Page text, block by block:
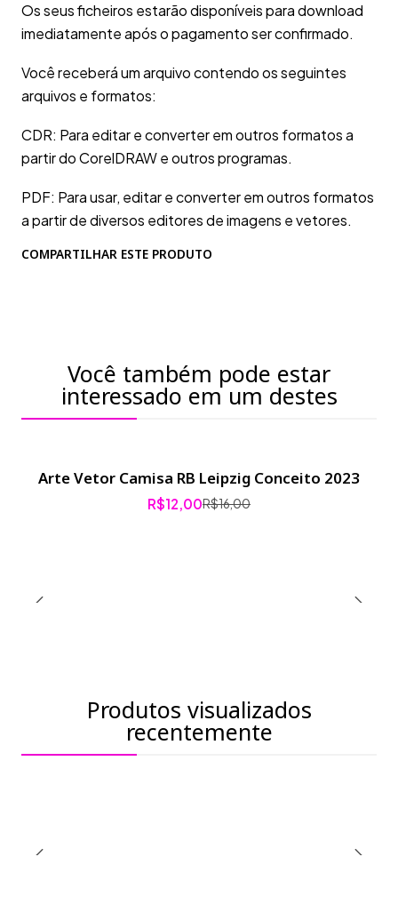
Os seus ficheiros estarão disponíveis para download
imediatamente após o pagamento ser confirmado.
Você receberá um arquivo contendo os seguintes
arquivos e formatos:
CDR: Para editar e converter em outros formatos a
partir do CorelDRAW e outros programas.
PDF: Para usar, editar e converter em outros formatos
a partir de diversos editores de imagens e vetores.
COMPARTILHAR ESTE PRODUTO
Você também pode estar
interessado em um destes
-25% de desconto
Arte Vetor Camisa RB Leipzig Conceito 2023
R$12,00R$16,00
Produtos visualizados
recentemente